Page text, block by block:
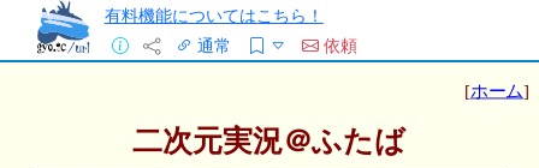
有料機能についてはこちら！
通常
依頼